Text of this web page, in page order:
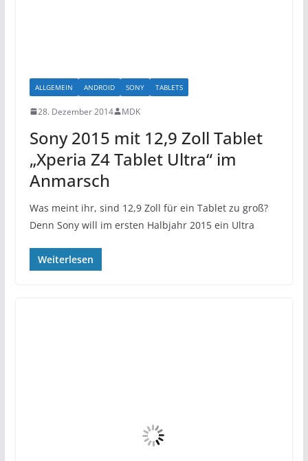
ALLGEMEIN ANDROID SONY TABLETS
28. Dezember 2014 MDK
Sony 2015 mit 12,9 Zoll Tablet
„Xperia Z4 Tablet Ultra“ im
Anmarsch
Was meint ihr, sind 12,9 Zoll für ein Tablet zu groß?
Denn Sony will im ersten Halbjahr 2015 ein Ultra
Weiterlesen